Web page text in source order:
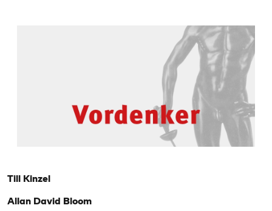
Till Kinzel
Allan David Bloom